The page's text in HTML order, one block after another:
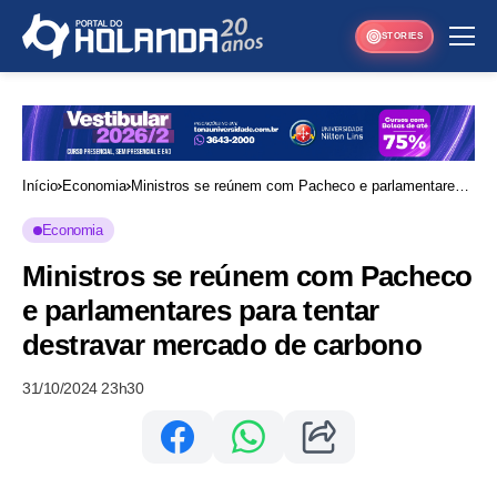
STORIES
Início Economia Ministros se reúnem com Pacheco e parlamentares
Economia
Ministros se reúnem com Pacheco
e parlamentares para tentar
destravar mercado de carbono
31/10/2024 23h30